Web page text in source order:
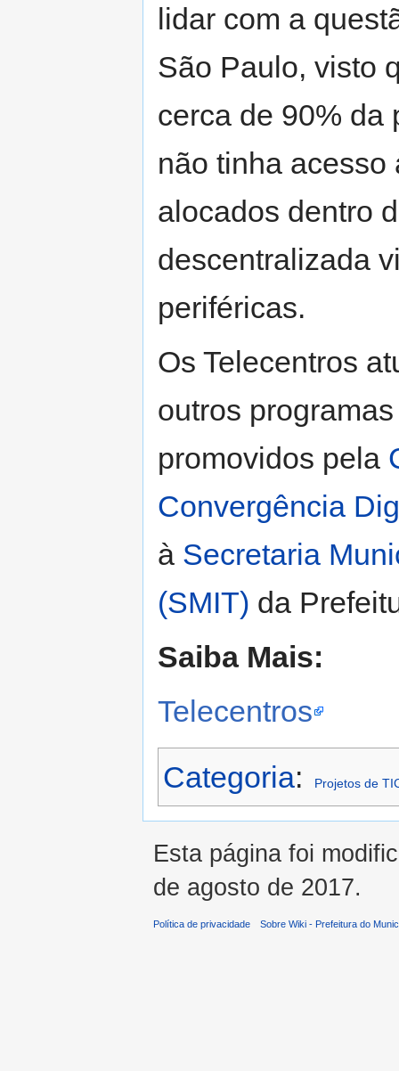
lidar com a
São Paulo, visto
cerca de 90% da
não tinha acesso
alocados dentro
descentralizada
periféricas.
Os Telecentros
outros
promovidos pela
Convergência
à Secretaria
(SMIT) da
Saiba Mais:
Telecentros
Categoria: Projetos de
Esta página foi
de agosto de 2017.
Política de privacidade Sobre Wiki - Prefeitura do